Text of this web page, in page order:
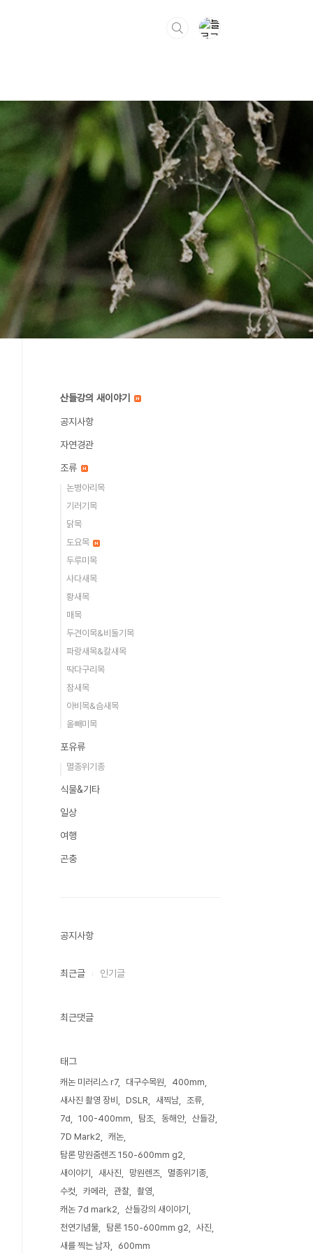
산들강의 새이야기
공지사항
자연경관
조류
논병아리목
기러기목
닭목
도요목
두루미목
사다새목
황새목
매목
두견이목&비둘기목
파랑새목&칼새목
딱다구리목
참새목
아비목&슴새목
올빼미목
포유류
멸종위기종
식물&기타
일상
여행
곤충
공지사항
최근글 인기글
최근댓글
태그
캐논 미러리스 r7 대구수목원
400mm
새사진 촬영 장비
DSLR 새찍남
조류
7d
100-400mm 탐조 동해안
산들강
7D Mark2
캐논
탐론 망원줌렌즈 150-600mm g2
새이야기
새사진 망원렌즈
멸종위기종
수컷
카메라 관찰
촬영
캐논 7d mark2
산들강의 새이야기
천연기념물
탐론 150-600mm g2
사진
새를 찍는 남자
600mm